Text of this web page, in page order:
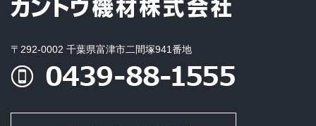
〒292-0002 千葉県富津市二間塚941番地